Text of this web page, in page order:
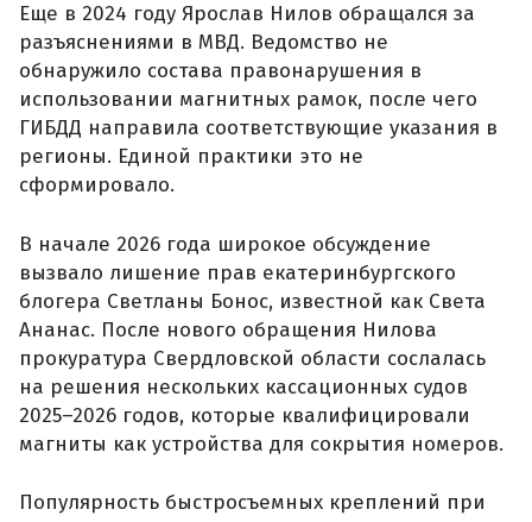
Еще в 2024 году Ярослав Нилов обращался за
разъяснениями в МВД. Ведомство не
обнаружило состава правонарушения в
использовании магнитных рамок, после чего
ГИБДД направила соответствующие указания в
регионы. Единой практики это не
сформировало.
В начале 2026 года широкое обсуждение
вызвало лишение прав екатеринбургского
блогера Светланы Бонос, известной как Света
Ананас. После нового обращения Нилова
прокуратура Свердловской области сослалась
на решения нескольких кассационных судов
2025–2026 годов, которые квалифицировали
магниты как устройства для сокрытия номеров.
Популярность быстросъемных креплений при